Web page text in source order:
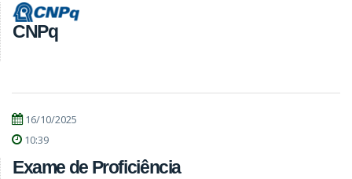
CNPq
16/10/2025
10:39
Exame de Proficiência